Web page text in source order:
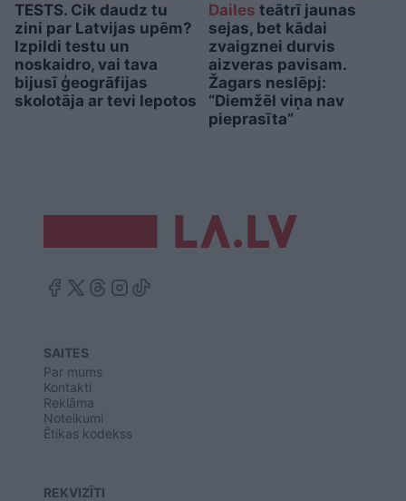
TESTS. Cik daudz tu
zini par Latvijas upēm?
Izpildi testu un
noskaidro, vai tava
bijusī ģeogrāfijas
skolotāja ar tevi lepotos
Dailes teātrī jaunas
sejas, bet kādai
zvaigznei durvis
aizveras pavisam.
Žagars neslēpj:
“Diemžēl viņa nav
pieprasīta”
SAITES
Par mums
Kontakti
Reklāma
Noteikumi
Ētikas kodekss
REKVIZĪTI